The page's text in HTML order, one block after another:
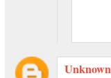
Unknown